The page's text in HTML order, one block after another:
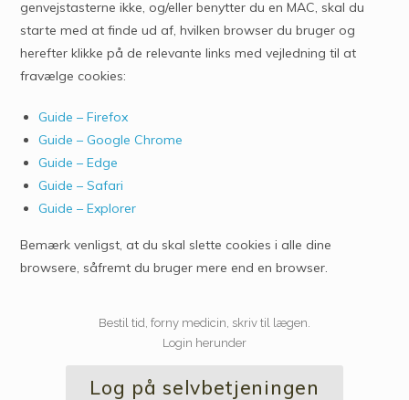
genvejstasterne ikke, og/eller benytter du en MAC, skal du
starte med at finde ud af, hvilken browser du bruger og
herefter klikke på de relevante links med vejledning til at
fravælge cookies:
Guide – Firefox
Guide – Google Chrome
Guide – Edge
Guide – Safari
Guide – Explorer
Bemærk venligst, at du skal slette cookies i alle dine
browsere, såfremt du bruger mere end en browser.
Bestil tid, forny medicin, skriv til lægen.
Login herunder
Log på selvbetjeningen